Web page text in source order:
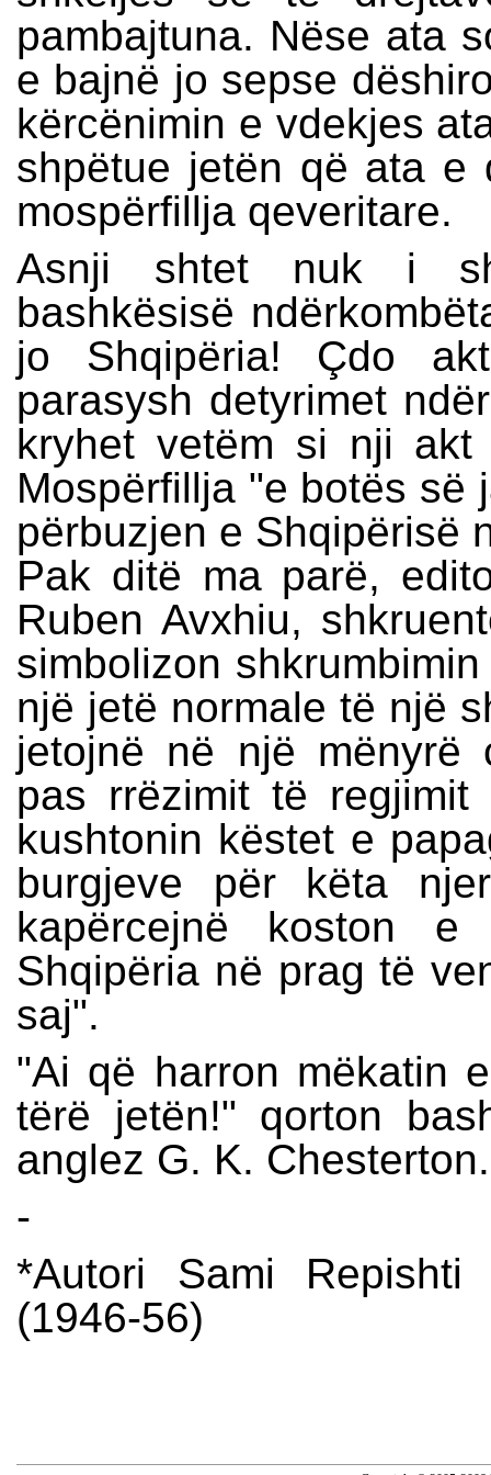
pambajtuna. Nëse ata
e bajnë jo sepse
kërcënimin e vdekjes
shpëtue jetën që ata e
mospërfillja qeveritare.
Asnji shtet nuk i
bashkësisë
jo Shqipëria! Çdo
parasysh detyrimet
kryhet vetëm si nji akt
Mospërfillja "e botës së
përbuzjen e Shqipërisë
Pak ditë ma parë,
Ruben Avxhiu,
simbolizon
një jetë normale të një
jetojnë në një mënyrë
pas rrëzimit të
kushtonin këstet e
burgjeve për këta
kapërcejnë koston
Shqipëria në prag të
saj".
"Ai që harron mëkatin
tërë jetën!" qorton
anglez G. K. Chesterton.
-
*Autori Sami
(1946-56)